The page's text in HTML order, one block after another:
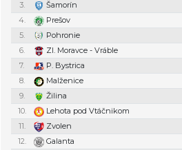
3.
Šamorín
4.
Prešov
5.
Pohronie
6.
Zl. Moravce - Vráble
7.
P. Bystrica
8.
Malženice
9.
Žilina
10.
Lehota pod Vtáčnikom
11.
Zvolen
12.
Galanta